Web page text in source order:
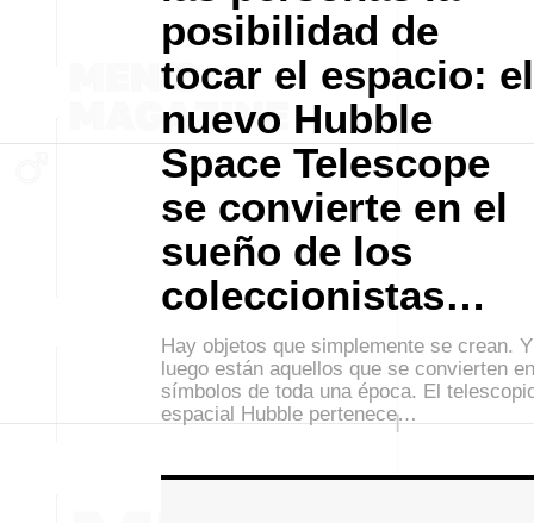
posibilidad de
tocar el espacio: el
nuevo Hubble
Space Telescope
se convierte en el
sueño de los
coleccionistas…
Hay objetos que simplemente se crean. Y
luego están aquellos que se convierten en
símbolos de toda una época. El
espacial Hubble pertenece…